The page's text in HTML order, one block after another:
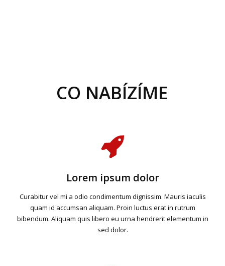
CO NABÍZÍME
Lorem ipsum dolor
Curabitur vel mi a odio condimentum dignissim. Mauris iaculis
quam id accumsan aliquam. Proin luctus erat in rutrum
bibendum. Aliquam quis libero eu urna hendrerit elementum in
sed dolor.